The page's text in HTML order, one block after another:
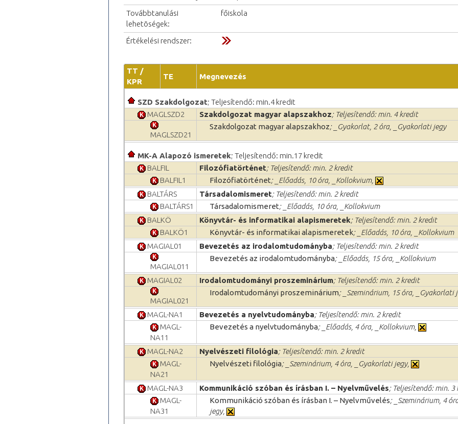
Továbbtanulási
lehetõségek:
főiskola
Értékelési rendszer:
TT /
KPR
TE Megnevezés
SZD Szakdolgozat; Teljesítendő: min.4 kredit
MAGLSZD2
Szakdolgozat magyar alapszakhoz; Teljesítendő: min. 4 kredit
MAGLSZD21
Szakdolgozat magyar alapszakhoz; _Gyakorlat, 2 óra, _Gyakorlati jegy
MK-A Alapozó ismeretek; Teljesítendő: min.17 kredit
BALFIL
Filozófiatörténet; Teljesítendő: min. 2 kredit
BALFIL1
Filozófiatörténet; _Előadás, 10 óra, _Kollokvium,
BALTÁRS
Társadalomismeret; Teljesítendő: min. 2 kredit
BALTÁRS1
Társadalomismeret; _Előadás, 10 óra, _Kollokvium
BALKÖ
Könyvtár- és informatikai alapismeretek; Teljesítendő: min. 2 kredit
BALKÖ1
Könyvtár- és informatikai alapismeretek; _Előadás, 10 óra, _Kollokvium
MAGIAL01
Bevezetés az irodalomtudományba; Teljesítendő: min. 2 kredit
MAGIAL011
Bevezetés az irodalomtudományba; _Előadás, 15 óra, _Kollokvium
MAGIAL02 Irodalomtudományi proszeminárium; Teljesítendő: min. 2 kredit
MAGIAL021
Irodalomtudományi proszeminárium; _Szeminárium, 15 óra, _Gyakorlati
MAGL-NA1 Bevezetés a nyelvtudományba; Teljesítendő: min. 2 kredit
MAGL-
NA11
Bevezetés a nyelvtudományba; _Előadás, 4 óra, _Kollokvium,
MAGL-NA2 Nyelvészeti filológia; Teljesítendő: min. 2 kredit
MAGL-
NA21
Nyelvészeti filológia; _Szeminárium, 4 óra, _Gyakorlati jegy,
MAGL-NA3 Kommunikáció szóban és írásban I. – Nyelvművelés; Teljesítendő: min. 3
MAGL-
NA31
Kommunikáció szóban és írásban I. – Nyelvművelés; _Szeminárium, 4
jegy,